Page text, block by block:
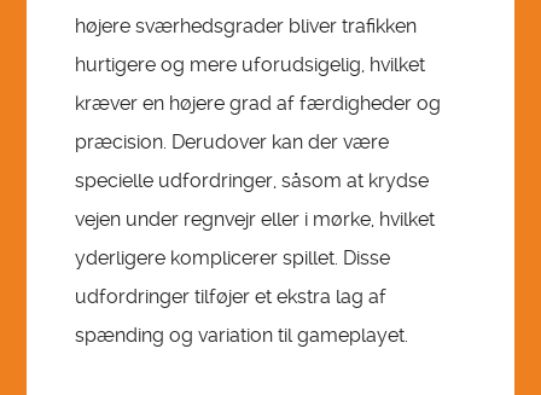
højere sværhedsgrader bliver trafikken
hurtigere og mere uforudsigelig, hvilket
kræver en højere grad af færdigheder og
præcision. Derudover kan der være
specielle udfordringer, såsom at krydse
vejen under regnvejr eller i mørke, hvilket
yderligere komplicerer spillet. Disse
udfordringer tilføjer et ekstra lag af
spænding og variation til gameplayet.